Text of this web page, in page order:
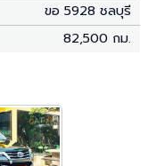
ขอ 5928 ชลบุรี
82,500 กม.